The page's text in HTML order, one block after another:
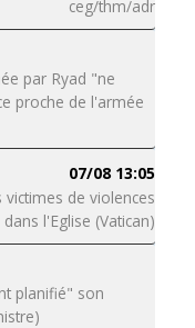
ceg/thm/adr
par Ryad "ne
proche de l'armée
07/08 13:05
de violences
l'Eglise (Vatican)
planifié" son